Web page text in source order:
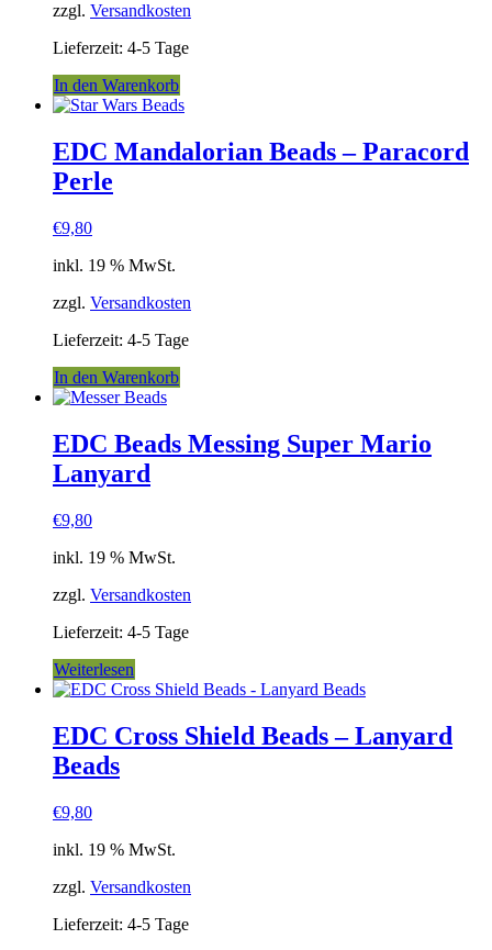
zzgl. Versandkosten
Lieferzeit: 4-5 Tage
In den Warenkorb
EDC Mandalorian Beads – Paracord
Perle
€9,80
inkl. 19 % MwSt.
zzgl. Versandkosten
Lieferzeit: 4-5 Tage
In den Warenkorb
EDC Beads Messing Super Mario
Lanyard
€9,80
inkl. 19 % MwSt.
zzgl. Versandkosten
Lieferzeit: 4-5 Tage
Weiterlesen
EDC Cross Shield Beads – Lanyard
Beads
€9,80
inkl. 19 % MwSt.
zzgl. Versandkosten
Lieferzeit: 4-5 Tage